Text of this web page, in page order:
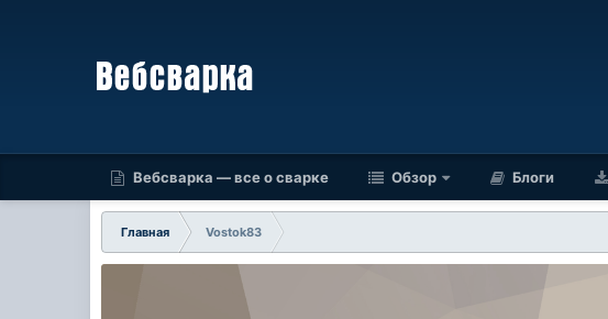
Вебсварка — все о сварке Обзор Блоги
Главная
Vostok83